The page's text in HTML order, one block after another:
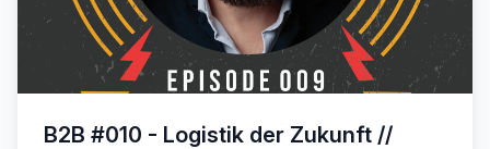
B2B #010 - Logistik der Zukunft //